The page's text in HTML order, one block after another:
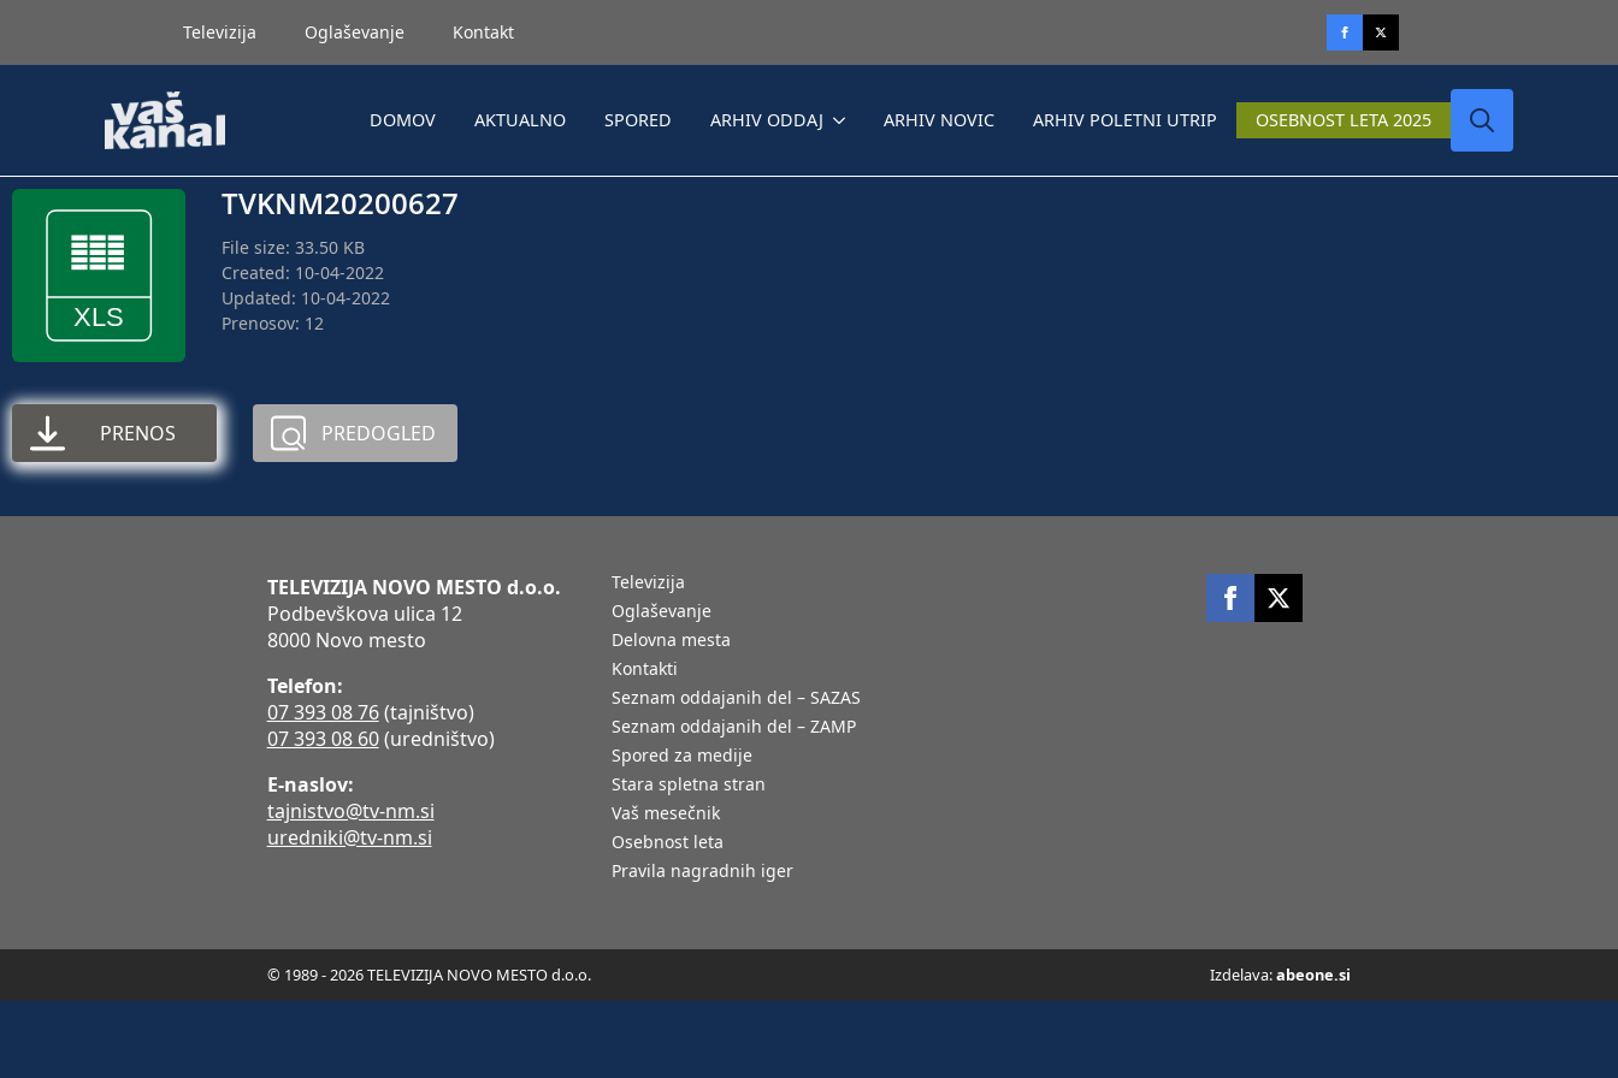
Televizija Oglaševanje Kontakt
DOMOV AKTUALNO SPORED ARHIV ODDAJ ARHIV NOVIC ARHIV POLETNI UTRIP OSEBNOST LETA 2025
TVKNM20200627
File size: 33.50 KB
Created: 10-04-2022
Updated: 10-04-2022
Prenosov: 12
PRENOS PREDOGLED
TELEVIZIJA NOVO MESTO d.o.o.
Podbevškova ulica 12
8000 Novo mesto
Telefon:
07 393 08 76(tajništvo)
07 393 08 60(uredništvo)
E-naslov:
tajnistvo@tv-nm.si
uredniki@tv-nm.si
Televizija
Oglaševanje
Delovna mesta
Kontakti
Seznam oddajanih del – SAZAS
Seznam oddajanih del – ZAMP
Spored za medije
Stara spletna stran
Vaš mesečnik
Osebnost leta
Pravila nagradnih iger
© 1989 - 2026 TELEVIZIJA NOVO MESTO d.o.o. Izdelava:abeone.si